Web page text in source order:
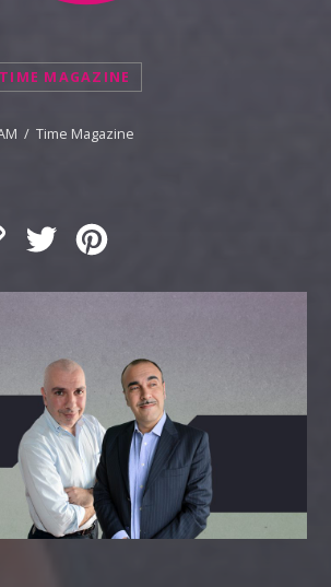
TIME MAGAZINE
/ Time Magazine
Copy
Twitter